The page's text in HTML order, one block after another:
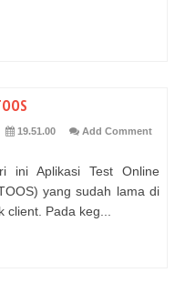
19.51.00
Add Comment
ini Aplikasi Test Online
yang sudah lama di
Pada keg...